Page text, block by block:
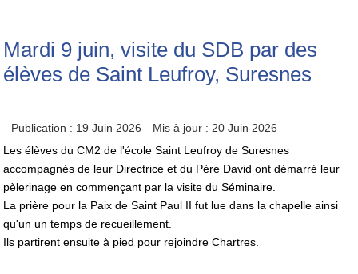
Mardi 9 juin, visite du SDB par des
élèves de Saint Leufroy, Suresnes
Publication : 19 Juin 2026
Mis à jour : 20 Juin 2026
Les élèves du CM2 de l'école Saint Leufroy de Suresnes
accompagnés de leur Directrice et du Père David ont démarré leur
pèlerinage en commençant par la visite du Séminaire.
La prière pour la Paix de Saint Paul II fut lue dans la chapelle ainsi
qu'un un temps de recueillement.
Ils partirent ensuite à pied pour rejoindre Chartres.